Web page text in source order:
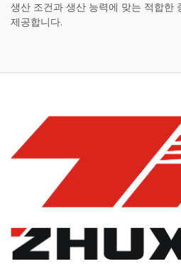
생산 조건과 생산 능력에 맞는 적합한
제공합니다.